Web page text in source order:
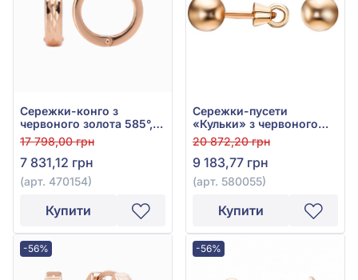
Сережки-конго з
червоного золота 585°,
арт. 470154
17 798,00 грн
7 831,12 грн
(арт. 470154)
Купити
Сережки-пусети
«Кульки» з червоного
золота 585°, арт. 580055
20 872,20 грн
9 183,77 грн
(арт. 580055)
Купити
-56% -56%